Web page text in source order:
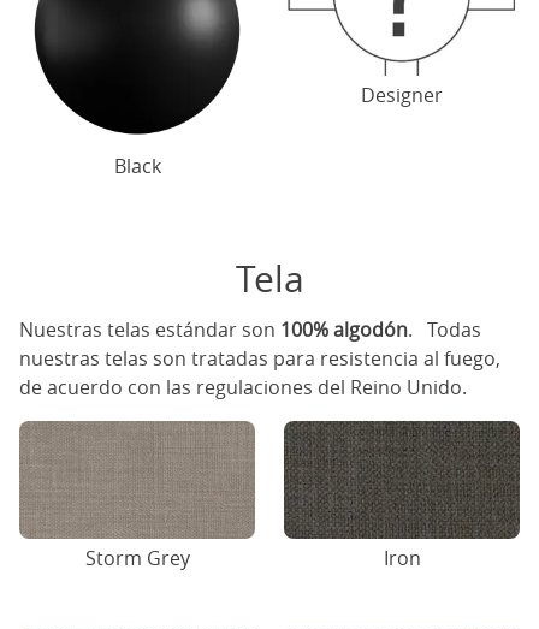
Black
Designer
Tela
Nuestras telas estándar son 100% algodón. Todas
nuestras telas son tratadas para resistencia al fuego,
de acuerdo con las regulaciones del Reino Unido.
Storm Grey Iron